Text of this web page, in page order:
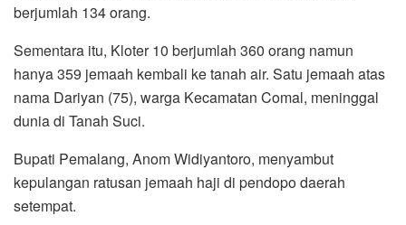
berjumlah 134 orang.
Sementara itu, Kloter 10 berjumlah 360 orang namun
hanya 359 jemaah kembali ke tanah air. Satu jemaah atas
nama Dariyan (75), warga Kecamatan Comal, meninggal
dunia di Tanah Suci.
Bupati Pemalang, Anom Widiyantoro, menyambut
kepulangan ratusan jemaah haji di pendopo daerah
setempat.